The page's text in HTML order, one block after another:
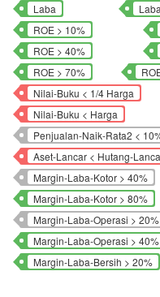
Laba
ROE > 10%
ROE > 40%
ROE > 70%
Nilai-Buku < 1/4 Harga
Nilai-Buku < Harga
Penjualan-Naik-Rata2 <
Aset-Lancar < Hutang-
Margin-Laba-Kotor > 40%
Margin-Laba-Kotor > 80%
Margin-Laba-Operasi > 20%
Margin-Laba-Operasi > 40%
Margin-Laba-Bersih > 20%